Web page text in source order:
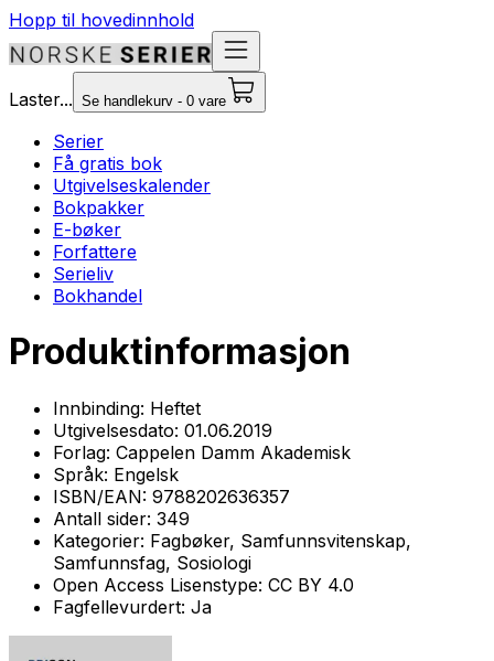
Hopp til hovedinnhold
Laster... Se handlekurv - 0 vare
Serier
Få gratis bok
Utgivelseskalender
Bokpakker
E-bøker
Forfattere
Serieliv
Bokhandel
Produktinformasjon
Innbinding: Heftet
Utgivelsesdato: 01.06.2019
Forlag: Cappelen Damm Akademisk
Språk: Engelsk
ISBN/EAN: 9788202636357
Antall sider: 349
Kategorier: Fagbøker, Samfunnsvitenskap,
Samfunnsfag, Sosiologi
Open Access Lisenstype: CC BY 4.0
Fagfellevurdert: Ja